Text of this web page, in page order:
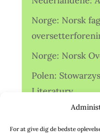
For at give dig de bedste
Norge: Norsk
Norge: Norsk
Polen:
Literatury
Storbritannien:
Association (TA)